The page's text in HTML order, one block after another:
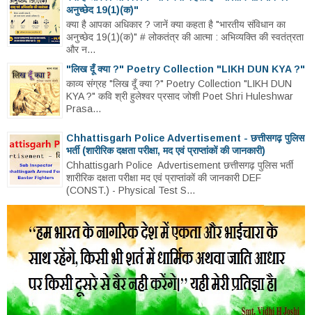
अनुच्छेद 19(1)(क)"
क्या है आपका अधिकार ? जानें क्या कहता है "भारतीय संविधान का
अनुच्छेद 19(1)(क)" # लोकतंत्र की आत्मा : अभिव्यक्ति की स्वतंत्रता
और न...
"लिख दूँ क्या ?" Poetry Collection "LIKH DUN KYA ?"
काव्य संग्रह "लिख दूँ क्या ?" Poetry Collection "LIKH DUN
KYA ?" कवि श्री हुलेश्वर प्रसाद जोशी Poet Shri Huleshwar
Prasa...
Chhattisgarh Police Advertisement - छत्तीसगढ़ पुलिस
भर्ती (शारीरिक दक्षता परीक्षा, मद एवं प्राप्तांकों की जानकारी)
Chhattisgarh Police Advertisement छत्तीसगढ़ पुलिस भर्ती
शारीरिक दक्षता परीक्षा मद एवं प्राप्तांकों की जानकारी DEF
(CONST.) - Physical Test S...